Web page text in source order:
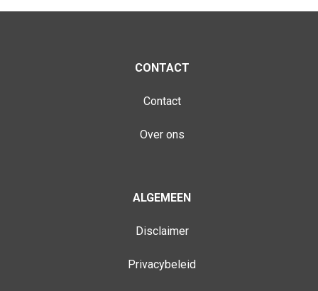
CONTACT
Contact
Over ons
ALGEMEEN
Disclaimer
Privacybeleid